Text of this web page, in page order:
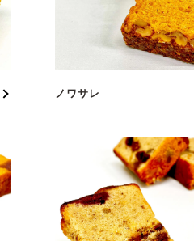
ノワサレ